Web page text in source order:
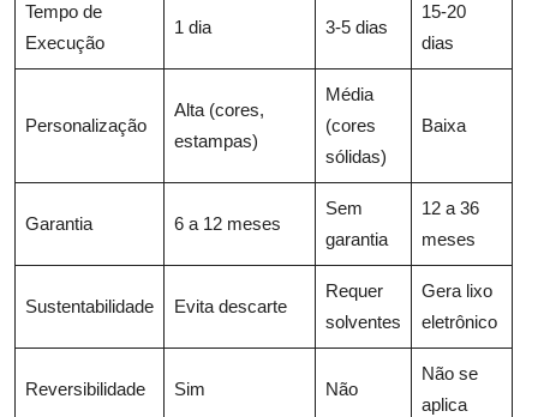
Tempo de
Execução
1 dia 3-5 dias
15-20
dias
Personalização
Alta (cores,
estampas)
Média
(cores
sólidas)
Baixa
Garantia 6 a 12 meses
Sem
garantia
12 a 36
meses
Sustentabilidade Evita descarte
Requer
solventes
Gera lixo
eletrônico
Reversibilidade Sim Não
Não se
aplica